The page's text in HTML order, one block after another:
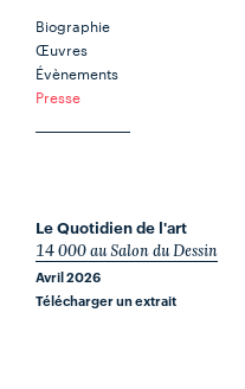
Biographie
Œuvres
Évènements
Presse
Le Quotidien de l'art
14 000 au Salon du Dessin
Avril 2026
Télécharger un extrait